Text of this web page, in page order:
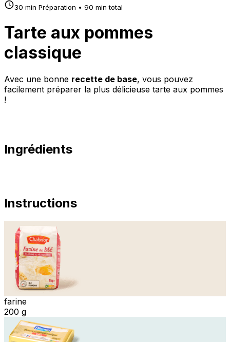
30 min Préparation • 90 min total
Tarte aux pommes
classique
Avec une bonne recette de base, vous pouvez
facilement préparer la plus délicieuse tarte aux pommes
!
Ingrédients
Instructions
farine
200 g